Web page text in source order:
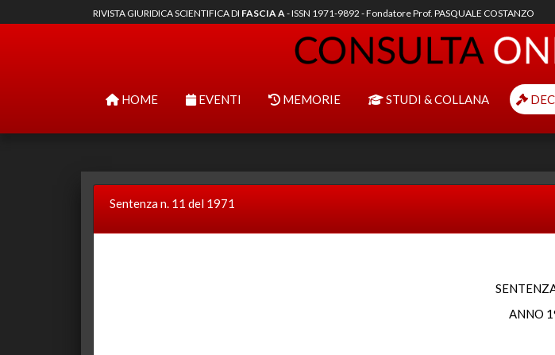
RIVISTA GIURIDICA SCIENTIFICA DI FASCIA A- ISSN 1971-9892 - Fondatore Prof. PASQUALE COSTANZO
HOME EVENTI MEMORIE STUDI & COLLANA
Sentenza n. 11 del 1971
ANNO